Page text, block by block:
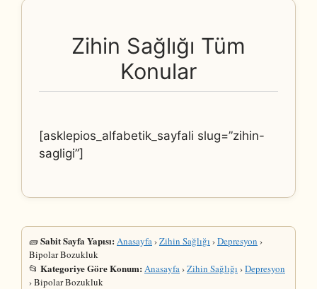
Zihin Sağlığı Tüm
Konular
[asklepios_alfabetik_sayfali slug=”zihin-
sagligi”]
🧱Sabit Sayfa Yapısı: Anasayfa›Zihin Sağlığı ›Depresyon ›
Bipolar Bozukluk
📂 Kategoriye Göre Konum: Anasayfa›Zihin Sağlığı ›Depresyon
› Bipolar Bozukluk